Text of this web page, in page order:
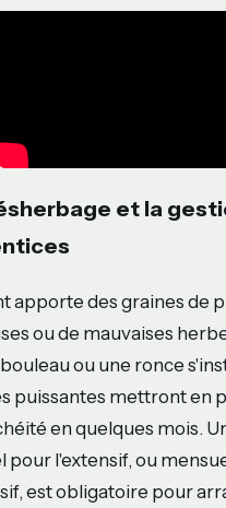
et la
apporte des graines de
ou de mauvaises
ou une ronce
puissantes mettront en
en quelques mois.
pour l'extensif, ou
est obligatoire pour